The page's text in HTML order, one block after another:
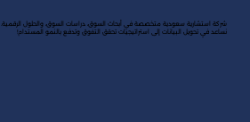
شركة استشارية سعودية متخصصة في أبحاث السوق، دراسات السوق، والحلول الرقمية.
نساعد في تحويل البيانات إلى استراتيجيات تحقق التفوق وتدفع بالنمو المستدام!